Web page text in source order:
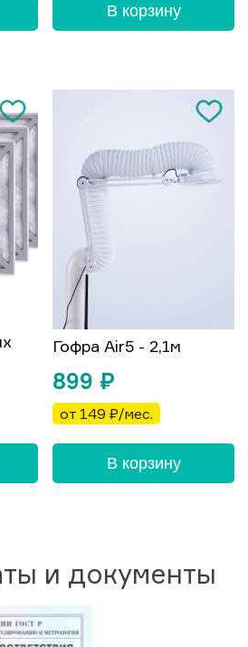
В корзину
Гофра Air5 - 2,1м
899 ₽
от 149 ₽/мес.
В корзину
и документы